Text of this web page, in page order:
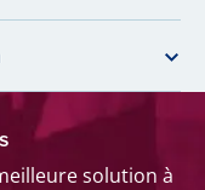
solution à